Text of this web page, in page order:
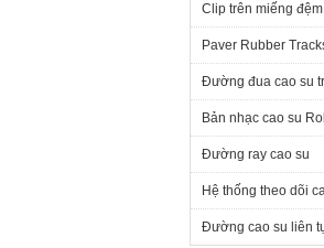
Clip trên miếng
Paver Rubber
Đường đua cao su
Bản nhạc cao su
Đường ray cao su
Hệ thống theo dõi
Đường cao su liên